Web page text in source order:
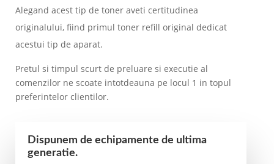
Alegand acest tip de toner aveti certitudinea
originalului, fiind primul toner refill original dedicat
acestui tip de aparat.
Pretul si timpul scurt de preluare si executie al
comenzilor ne scoate intotdeauna pe locul 1 in topul
preferintelor clientilor.
Dispunem de echipamente de ultima
generatie.